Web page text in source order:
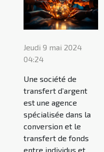
Jeudi 9 mai 2024
04:24
Une société de
transfert d’argent
est une agence
spécialisée dans la
conversion et le
transfert de fonds
entre individus et